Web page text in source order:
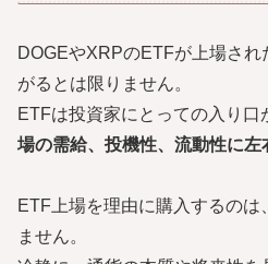
DOGEやXRPのETFが上場さ
がるとは限りません。
ETFは投資家にとっての入り口
場の需給、投機性、流動性に左
ETF上場を理由に購入するの
ません。